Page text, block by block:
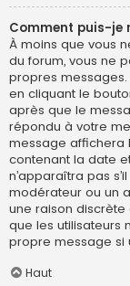
Comment puis-je
À moins que vous
du forum, vous ne
propres
en cliquant le
après que le
répondu à votre
message affichera
contenant la date
n’apparaîtra pas
modérateur ou un
une raison
que les utilisateurs
propre message si
Haut